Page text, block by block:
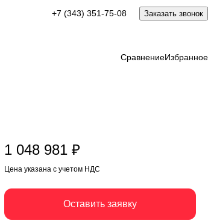
+7 (343) 351-75-08 Заказать звонок
СравнениеИзбранное
Оставить заявку
1 048 981 ₽
Цена указана с учетом НДС
Оставить заявку